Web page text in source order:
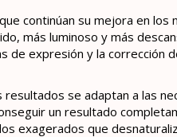
continúan su mejora en
más luminoso y más
de expresión y la corrección
se adaptan a las
un resultado
exagerados que